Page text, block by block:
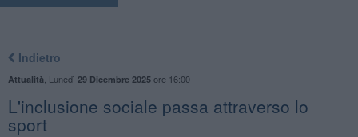
Indietro
Attualità Lunedì 29 Dicembre 2025ore 16:00
L'inclusione sociale passa attraverso lo
sport